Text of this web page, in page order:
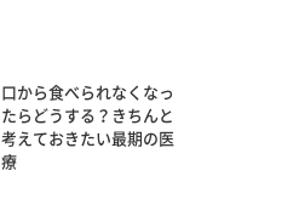
口から食べられなくなっ
たらどうする？きちんと
考えておきたい最期の医
療